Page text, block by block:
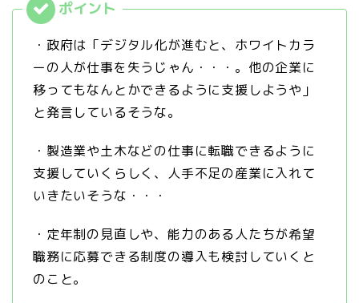
・政府は「デジタル化が進むと、ホワイトカラ
ーの人が仕事を失うじゃん・・・。他の企業に
移ってもなんとかできるように支援しようや」
と発言しているそうな。
・製造業や土木などの仕事に転職できるように
支援していくらしく、人手不足の産業に入れて
いきたいそうな・・・
・定年制の見直しや、能力のある人たちが希望
職務に応募できる制度の導入も検討していくと
のこと。